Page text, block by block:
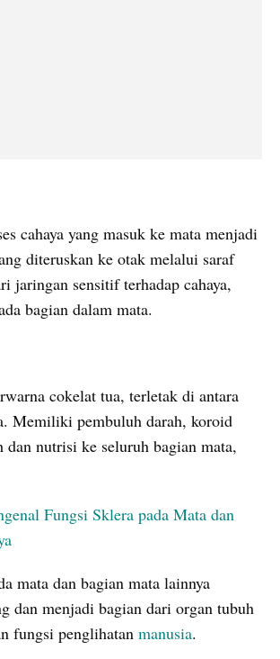
cahaya yang masuk ke mata menjadi
diteruskan ke otak melalui saraf
jaringan sensitif terhadap cahaya,
bagian dalam mata.
cokelat tua, terletak di antara
Memiliki pembuluh darah, koroid
dan nutrisi ke seluruh bagian mata,
Fungsi Sklera pada Mata dan
mata dan bagian mata lainnya
dan menjadi bagian dari organ tubuh
fungsi penglihatan manusia.